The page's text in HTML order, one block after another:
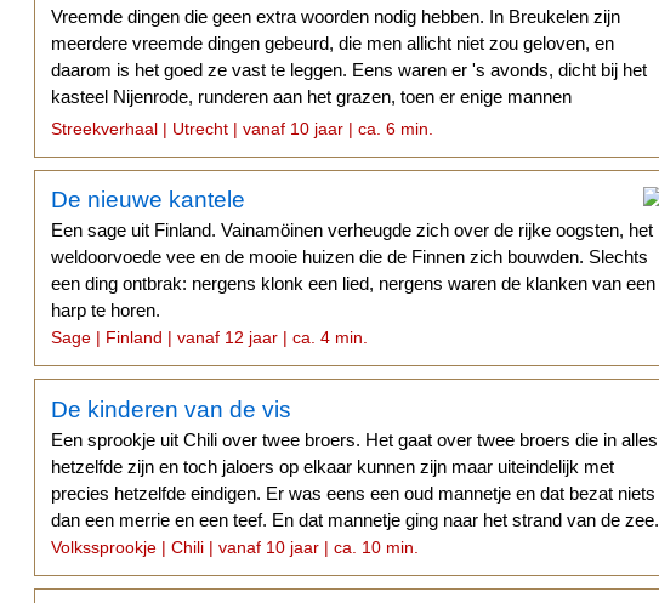
Vreemde dingen die geen extra woorden nodig hebben. In Breukelen zijn
meerdere vreemde dingen gebeurd, die men allicht niet zou geloven, en
daarom is het goed ze vast te leggen. Eens waren er 's avonds, dicht bij het
kasteel Nijenrode, runderen aan het grazen, toen er enige mannen
aankwamen, om een koe te halen.
Streekverhaal | Utrecht | vanaf 10 jaar | ca. 6 min.
De nieuwe kantele
Een sage uit Finland. Vainamöinen verheugde zich over de rijke oogsten, het
weldoorvoede vee en de mooie huizen die de Finnen zich bouwden. Slechts
een ding ontbrak: nergens klonk een lied, nergens waren de klanken van een
harp te horen.
Sage | Finland | vanaf 12 jaar | ca. 4 min.
De kinderen van de vis
Een sprookje uit Chili over twee broers. Het gaat over twee broers die in alles
hetzelfde zijn en toch jaloers op elkaar kunnen zijn maar uiteindelijk met
precies hetzelfde eindigen. Er was eens een oud mannetje en dat bezat niets
dan een merrie en een teef. En dat mannetje ging naar het strand van de zee.
Volkssprookje | Chili | vanaf 10 jaar | ca. 10 min.